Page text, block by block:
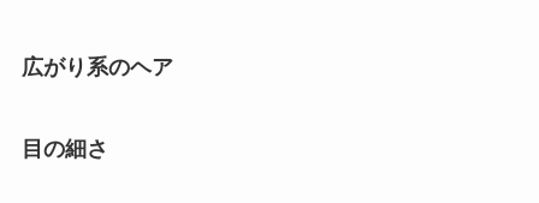
広がり系のヘア
目の細さ